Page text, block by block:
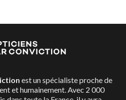
est un spécialiste proche de
et humainement. Avec 2 000